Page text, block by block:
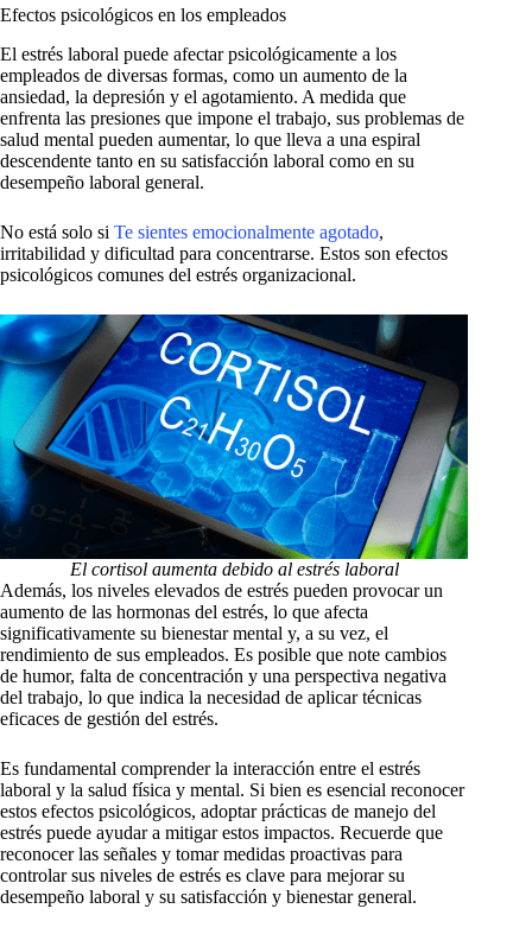
Efectos psicológicos en los empleados
El estrés laboral puede afectar psicológicamente a los
empleados de diversas formas, como un aumento de la
ansiedad, la depresión y el agotamiento. A medida que
enfrenta las presiones que impone el trabajo, sus problemas de
salud mental pueden aumentar, lo que lleva a una espiral
descendente tanto en su satisfacción laboral como en su
desempeño laboral general.
No está solo si Te sientes emocionalmente agotado,
irritabilidad y dificultad para concentrarse. Estos son efectos
psicológicos comunes del estrés organizacional.
El cortisol aumenta debido al estrés laboral
Además, los niveles elevados de estrés pueden provocar un
aumento de las hormonas del estrés, lo que afecta
significativamente su bienestar mental y, a su vez, el
rendimiento de sus empleados. Es posible que note cambios
de humor, falta de concentración y una perspectiva negativa
del trabajo, lo que indica la necesidad de aplicar técnicas
eficaces de gestión del estrés.
Es fundamental comprender la interacción entre el estrés
laboral y la salud física y mental. Si bien es esencial reconocer
estos efectos psicológicos, adoptar prácticas de manejo del
estrés puede ayudar a mitigar estos impactos. Recuerde que
reconocer las señales y tomar medidas proactivas para
controlar sus niveles de estrés es clave para mejorar su
desempeño laboral y su satisfacción y bienestar general.